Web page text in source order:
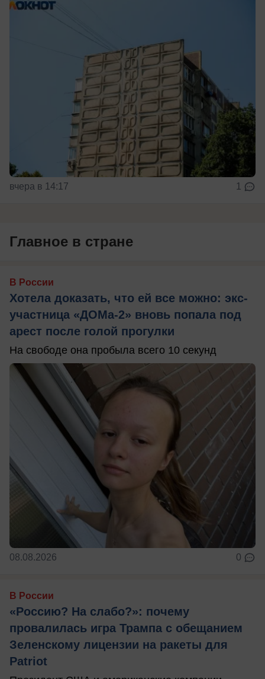
вчера в 14:17 1
Главное в стране
В России
Хотела доказать, что ей все можно: экс-
участница «ДОМа-2» вновь попала под
арест после голой прогулки
На свободе она пробыла всего 10 секунд
08.08.2026 0
В России
«Россию? На слабо?»: почему
провалилась игра Трампа с обещанием
Зеленскому лицензии на ракеты для
Patriot